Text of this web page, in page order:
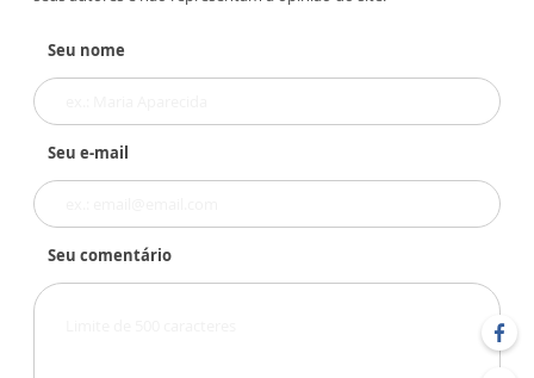
Seu nome
Seu e-mail
Seu comentário